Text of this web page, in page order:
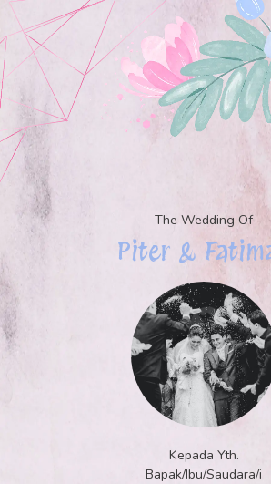
The Wedding Of
Piter &
Kepada Yth.
Bapak/Ibu/Saudara/i